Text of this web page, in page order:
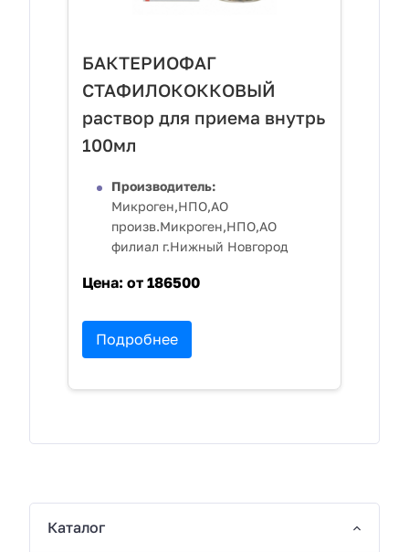
БАКТЕРИОФАГ
СТАФИЛОКОККОВЫЙ
раствор для приема внутрь
100мл
Производитель:
Микроген,НПО,АО
произв.Микроген,НПО,АО
филиал г.Нижный Новгород
Цена: от 186500
Подробнее
Каталог